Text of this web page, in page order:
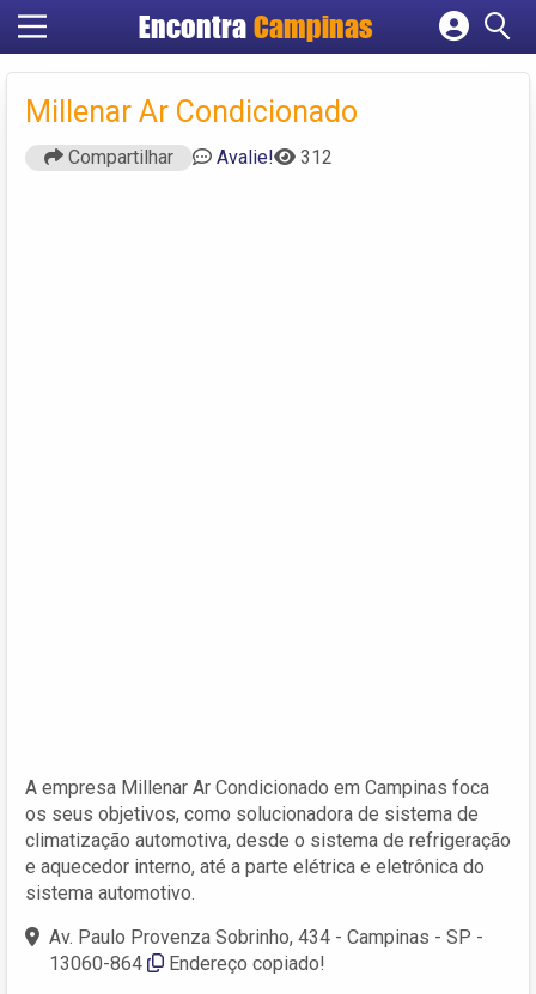
Encontra Campinas
Cadastrar empresa
Criar conta
Millenar Ar Condicionado
Compartilhar Avalie! 312
A empresa Millenar Ar Condicionado em Campinas foca
os seus objetivos, como solucionadora de sistema de
climatização automotiva, desde o sistema de refrigeração
e aquecedor interno, até a parte elétrica e eletrônica do
sistema automotivo.
Av. Paulo Provenza Sobrinho, 434 - Campinas - SP -
13060-864
Endereço copiado!